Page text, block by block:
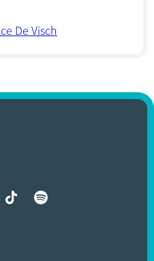
De Visch
réseaux